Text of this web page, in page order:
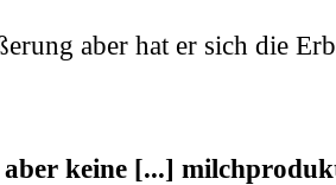
aber hat er sich die
aber keine [...]